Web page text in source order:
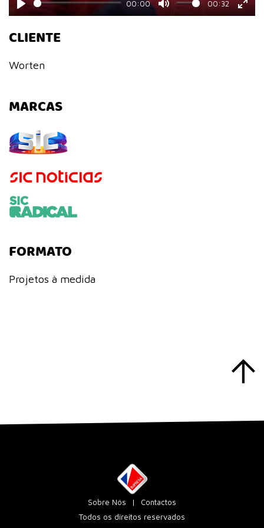
Play
00:00
Mute
00:32
CLIENTE
Worten
MARCAS
FORMATO
Projetos à medida
Sobre Nós
Contactos
Todos os direitos reservados